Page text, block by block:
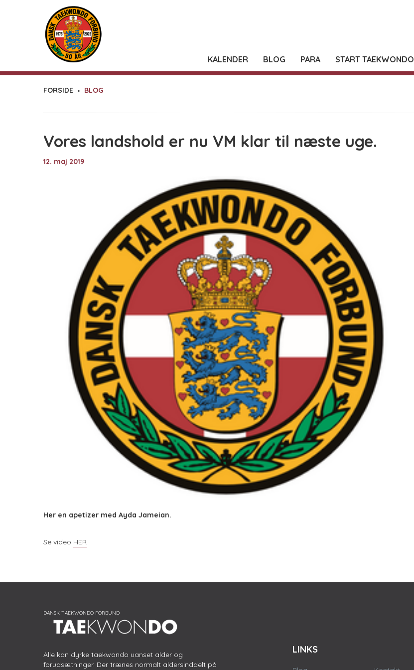
KALENDER BLOG PARA START TAEKWONDO
FORSIDE BLOG
Vores landshold er nu VM klar til næste uge.
12. maj 2019
Her en apetizer med Ayda Jameian.
Se video HER
Alle kan dyrke taekwondo uanset alder og
forudsætninger. Der trænes normalt aldersinddelt på
LINKS